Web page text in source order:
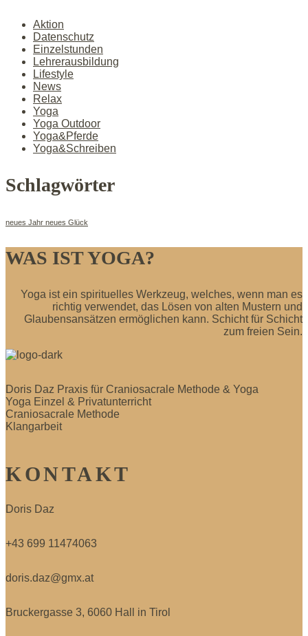
Aktion
Datenschutz
Einzelstunden
Lehrerausbildung
Lifestyle
News
Relax
Yoga
Yoga Outdoor
Yoga&Pferde
Yoga&Schreiben
Schlagwörter
neues Jahr neues Glück
WAS IST YOGA?
Yoga ist ein spirituelles Werkzeug, welches, wenn man es
richtig verwendet, das Lösen von alten Mustern und
Glaubensansätzen ermöglichen kann. Schicht für Schicht
zum freien Sein.
Doris Daz Praxis für Craniosacrale Methode & Yoga
Yoga Einzel & Privatunterricht
Craniosacrale Methode
Klangarbeit
KONTAKT
Doris Daz
+43 699 11474063
doris.daz@gmx.at
Bruckergasse 3, 6060 Hall in Tirol